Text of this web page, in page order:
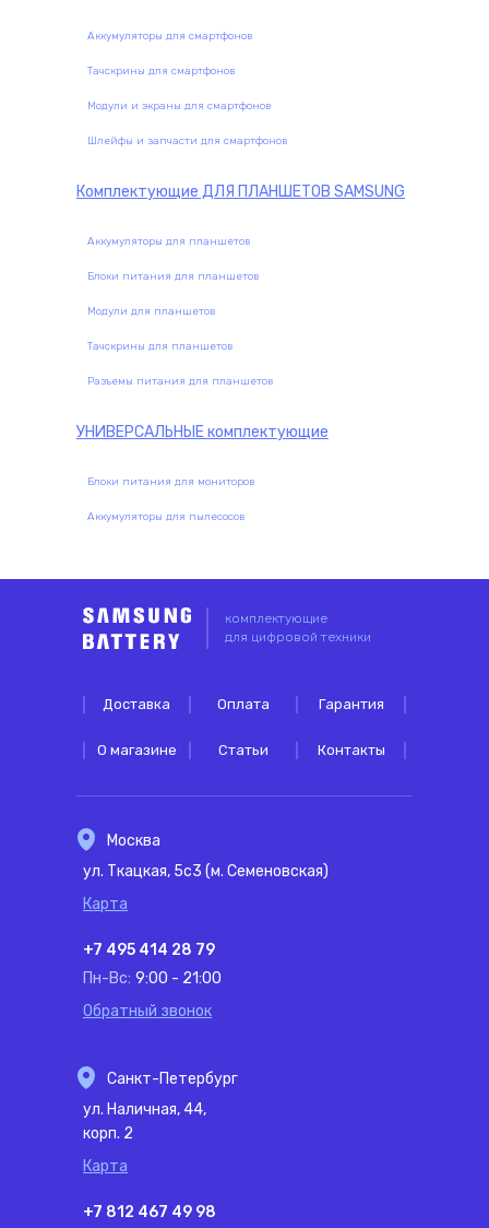
Аккумуляторы для смартфонов
Тачскрины для смартфонов
Модули и экраны для смартфонов
Шлейфы и запчасти для смартфонов
Комплектующие ДЛЯ ПЛАНШЕТОВ SAMSUNG
Аккумуляторы для планшетов
Блоки питания для планшетов
Модули для планшетов
Тачскрины для планшетов
Разъемы питания для планшетов
УНИВЕРСАЛЬНЫЕкомплектующие
Блоки питания для мониторов
Аккумуляторы для пылесосов
комплектующие
для цифровой техники
Доставка Оплата Гарантия
О магазине Статьи Контакты
Москва
ул. Ткацкая, 5с3 (м. Семеновская)
Карта
+7 495 414 28 79
Пн-Вс: 9:00 - 21:00
Обратный звонок
Санкт-Петербург
ул. Наличная, 44,
корп. 2
Карта
+7 812 467 49 98